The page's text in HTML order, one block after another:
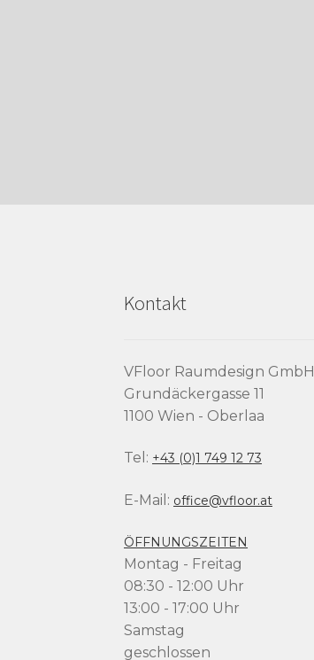
Kontakt
VFloor Raumdesign GmbH
Grundäckergasse 11
1100 Wien - Oberlaa
Tel: +43 (0)1 749 12 73
E-Mail: office@vfloor.at
ÖFFNUNGSZEITEN
Montag - Freitag
08:30 - 12:00 Uhr
13:00 - 17:00 Uhr
Samstag
geschlossen